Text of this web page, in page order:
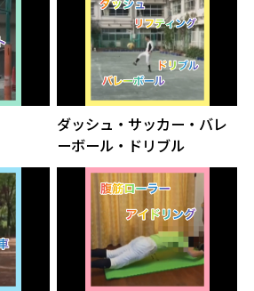
ダッシュ・サッカー・バレ
ーボール・ドリブル